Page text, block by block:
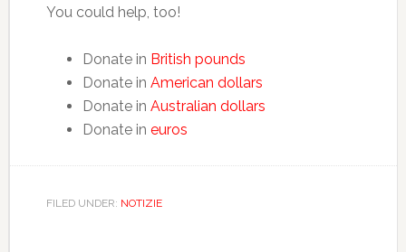
You could help, too!
Donate in British pounds
Donate in American dollars
Donate in Australian dollars
Donate in euros
FILED UNDER: NOTIZIE